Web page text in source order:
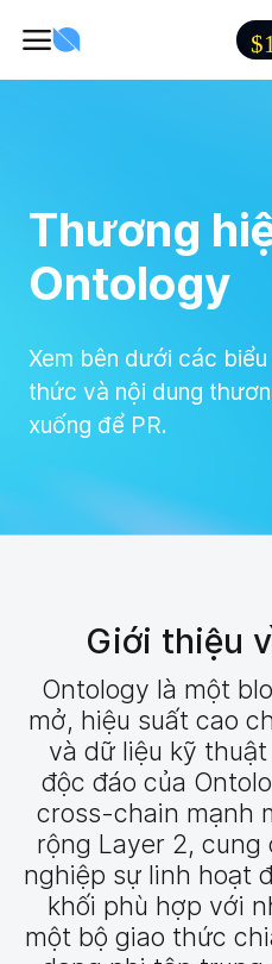
Thương
Ontology
Xem bên dưới các
thức và nội dung
xuống để PR.
Giới thiệu
Ontology là một
mở, hiệu suất cao
và dữ liệu kỹ
độc đáo của
cross-chain mạnh
rộng Layer 2, cung
nghiệp sự linh hoạt
khối phù hợp với
một bộ giao thức